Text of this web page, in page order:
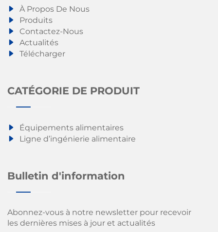
À Propos De Nous
Produits
Contactez-Nous
Actualités
Télécharger
CATÉGORIE DE PRODUIT
Équipements alimentaires
Ligne d’ingénierie alimentaire
Bulletin d'information
Abonnez-vous à notre newsletter pour recevoir
les dernières mises à jour et actualités